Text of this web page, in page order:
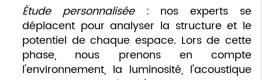
Étude personnalisée: nos experts se
déplacent pour analyser la structure et le
potentiel de chaque espace. Lors de cette
phase, nous prenons en compte
l'environnement, la luminosité, l'acoustique